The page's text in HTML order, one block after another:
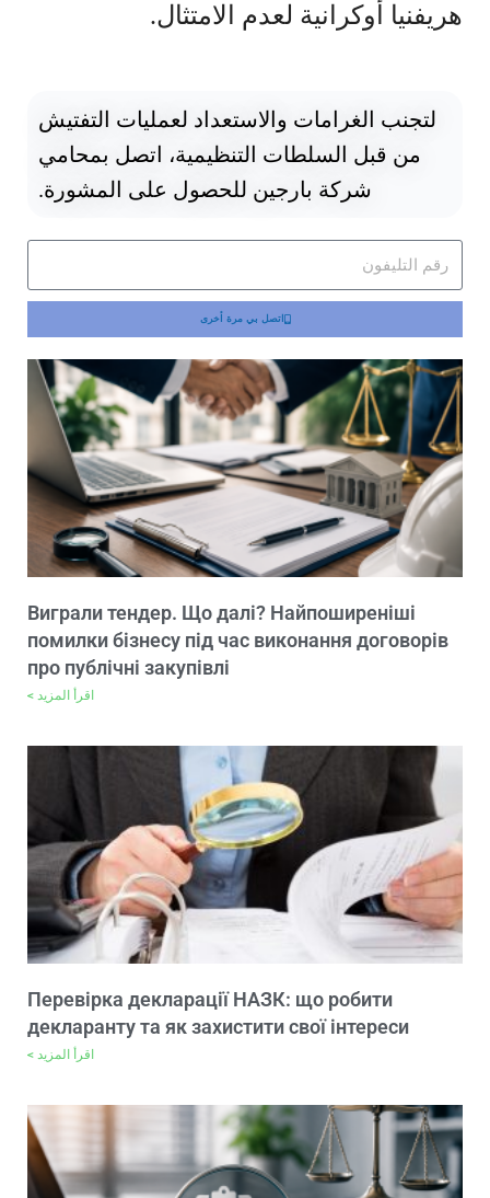
هريفنيا أوكرانية لعدم الامتثال.
لتجنب الغرامات والاستعداد لعمليات التفتيش
من قبل السلطات التنظيمية، اتصل بمحامي
شركة بارجين للحصول على المشورة.
اتصل بي مرة أخرى
Виграли тендер. Що далі? Найпоширеніші
помилки бізнесу під час виконання договорів
про публічні закупівлі
اقرأ المزيد >
Перевірка декларації НАЗК: що робити
декларанту та як захистити свої інтереси
اقرأ المزيد >